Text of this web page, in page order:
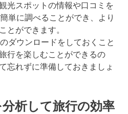
光スポットの情報や口コミを
単に調べることができ、より
とができます。
ダウンロードをしておくこと
行を楽しむことができるの
忘れずに準備しておきましょ
析して旅行の効率